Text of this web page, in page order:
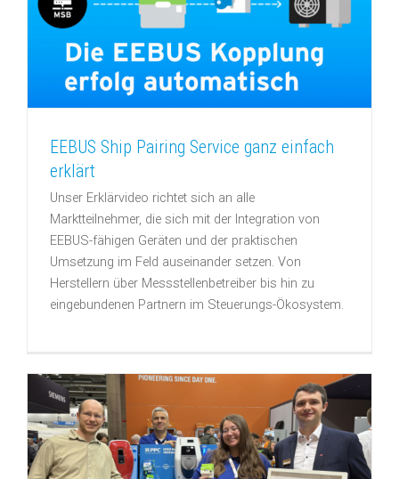
EEBUS Ship Pairing Service ganz einfach
erklärt
Unser Erklärvideo richtet sich an alle
Marktteilnehmer, die sich mit der Integration von
EEBUS-fähigen Geräten und der praktischen
Umsetzung im Feld auseinander setzen. Von
Herstellern über Messstellenbetreiber bis hin zu
eingebundenen Partnern im Steuerungs-Ökosystem.